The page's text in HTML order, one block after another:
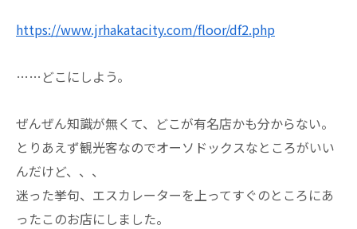
https://www.jrhakatacity.com/floor/df2.php
……どこにしよう。
ぜんぜん知識が無くて、どこが有名店かも分からない。
とりあえず観光客なのでオーソドックスなところがいい
んだけど、、、
迷った挙句、エスカレーターを上ってすぐのところにあ
ったこのお店にしました。